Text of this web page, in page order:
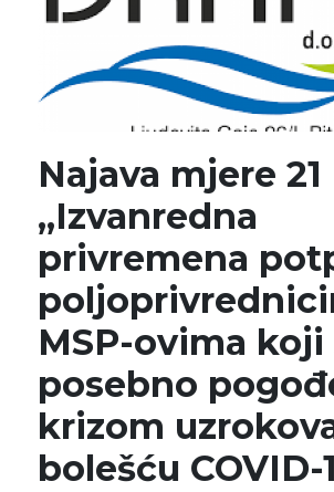
Najava mjere 21
„Izvanredna
privremena
MSP-ovima koji
posebno
krizom
bolešću COVID-